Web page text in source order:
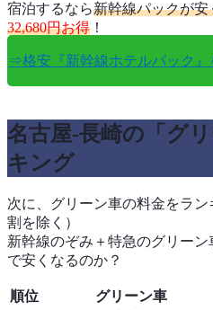
宿泊するなら新幹線パックが安
32,680円お得 ！
⇒格安『新幹線ホテルパック』
名古屋-長崎の「グ
キング
次に、グリーン車の料金をラ
割を除く）
新幹線のぞみ＋特急のグリー
で安くなるのか？
順位 グリーン車